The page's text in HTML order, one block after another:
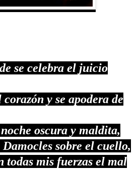
se celebra el juicio
y se apodera de
oscura y maldita,
sobre el cuello,
todas mis fuerzas el mal